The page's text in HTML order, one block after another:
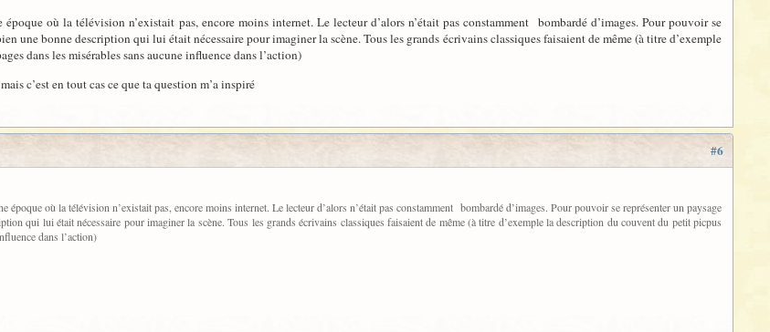
où la télévision n’existait pas, encore moins internet. Le lecteur d’alors n’était pas constamment bombardé d’images. Pour pouvoir se
une bonne description qui lui était nécessaire pour imaginer la scène. Tous les grands écrivains classiques faisaient de même (à titre d’exemple
dans les misérables sans aucune influence dans l’action)
c’est en tout cas ce que ta question m’a inspiré
#6
époque où la télévision n’existait pas, encore moins internet. Le lecteur d’alors n’était pas constamment bombardé d’images. Pour pouvoir se représenter un paysage
qui lui était nécessaire pour imaginer la scène. Tous les grands écrivains classiques faisaient de même (à titre d’exemple la description du couvent du petit picpus
dans l’action)